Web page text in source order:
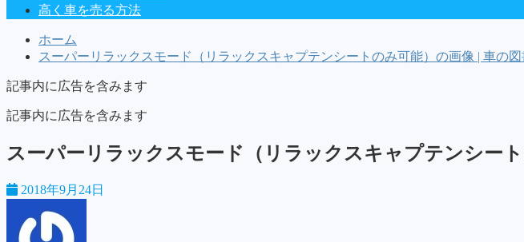
高く車を売る方法
ホーム
スーパーリラックスモード（リラックスキャプテンシートのみ可能）の画像 | 車の
記事内に広告を含みます
記事内に広告を含みます
スーパーリラックスモード（リラックスキャプテンシー
2018年9月24日